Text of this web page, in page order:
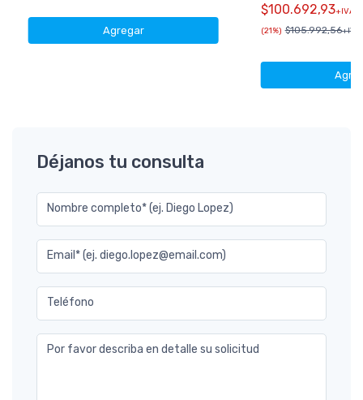
Agregar
$100.692,93+IVA
(21%) $105.992,56+IVA
Déjanos tu consulta
Nombre completo* (ej. Diego Lopez)
Email* (ej. diego.lopez@email.com)
Teléfono
Por favor describa en detalle su solicitud